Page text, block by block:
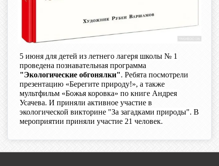
5 июня для детей из летнего лагеря школы № 1
проведена познавательная программа
"Экологические обгонялки". Ребята посмотрели
презентацию «Берегите природу!», а также
мультфильм «Божья коровка» по книге Андрея
Усачева. И приняли активное участие в
экологической викторине "За загадками природы". В
мероприятии приняли участие 21 человек.